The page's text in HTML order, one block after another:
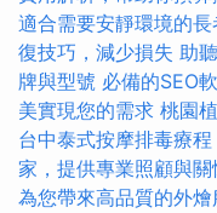
適合需要安靜環境的長
復技巧，減少損失 助
牌與型號 必備的SEO
美實現您的需求 桃園
台中泰式按摩排毒療程
家，提供專業照顧與關
為您帶來高品質的外燴